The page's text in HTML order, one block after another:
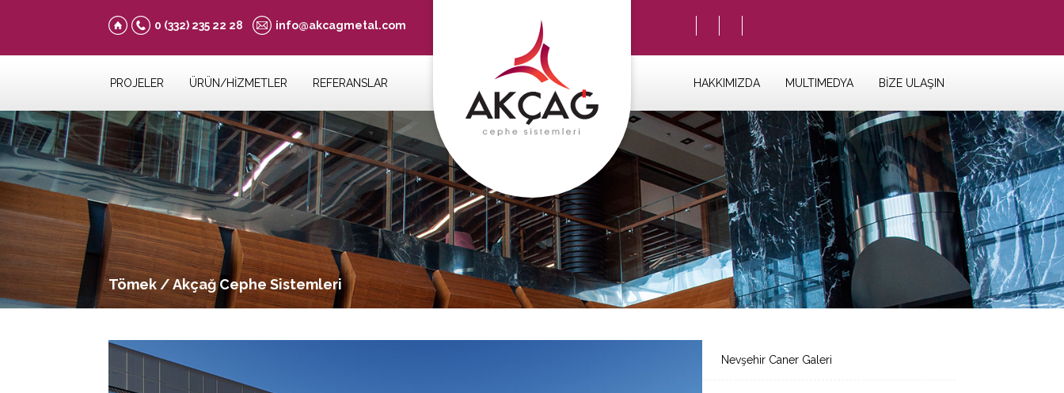
0 (332) 235 22 28 info@akcagmetal.com
PROJELER ÜRÜN/HİZMETLER REFERANSLAR HAKKIMIZDA MULTIMEDYA BİZE ULAŞIN
Tömek / Akçağ Cephe Sistemleri
Nevşehir Caner Galeri